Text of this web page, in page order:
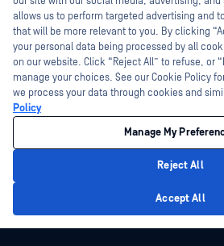
Tanúsítvány
Technológiai partnerek
Channel partner program
©2026 OPSWAT . Minden jog fenntartva. OPSWAT,
MetaAccess, az OPSWAT , Trust no File. Trust No
World's Critical Infrastructure, Deep CDR™
DFI, RetroHunt, Deep File Inspection és Join the Hunt
harmadik felek védjegyei a megfelelő tulajdonosok
Cookie
allows us to perform targeted advertising and
that will be more relevant to you. By clicking
your personal data being processed by all
on our website. Click “Reject All” to refuse, or
manage your choices. See our Cookie Policy
we process your data through cookies and
Policy
Manage My
Reject All
Accept All